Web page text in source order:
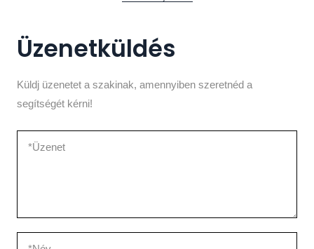
Üzenetküldés
Küldj üzenetet a szakinak, amennyiben szeretnéd a
segítségét kérni!